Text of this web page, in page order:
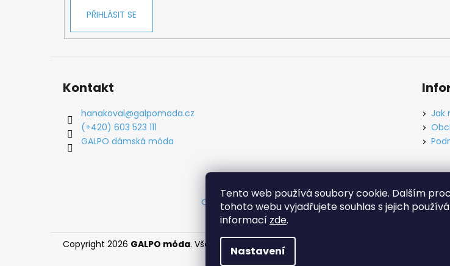
Tento web používá soubory cookie. Dalším
tohoto webu vyjadřujete souhlas s jejich
informací zde.
Nastavení
PŘIHLÁSIT SE
Kontakt
hanakoval@galpomoda.cz
(+420) 603 523 111
GALPO dámská móda
Jak
Obchodní podmínky Ochrana osobních údajů Tabulky
Copyright 2026 GALPO móda. Všechna práva vyhrazena.